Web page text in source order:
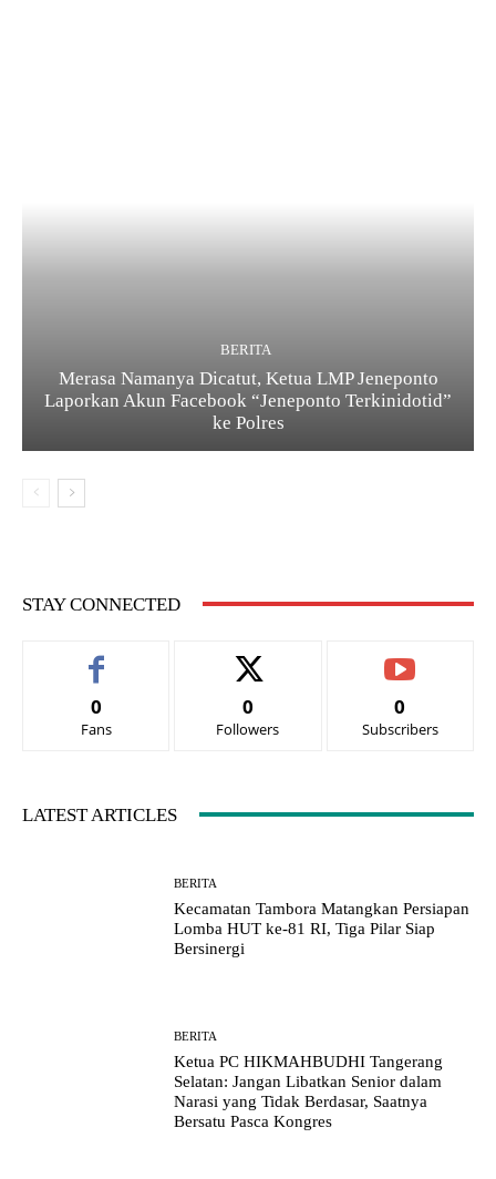
BERITA
Merasa Namanya Dicatut, Ketua LMP Jeneponto
Laporkan Akun Facebook “Jeneponto Terkinidotid”
ke Polres
STAY CONNECTED
0
Fans
0
Followers
0
Subscribers
LATEST ARTICLES
BERITA
Kecamatan Tambora Matangkan Persiapan
Lomba HUT ke-81 RI, Tiga Pilar Siap
Bersinergi
BERITA
Ketua PC HIKMAHBUDHI Tangerang
Selatan: Jangan Libatkan Senior dalam
Narasi yang Tidak Berdasar, Saatnya
Bersatu Pasca Kongres